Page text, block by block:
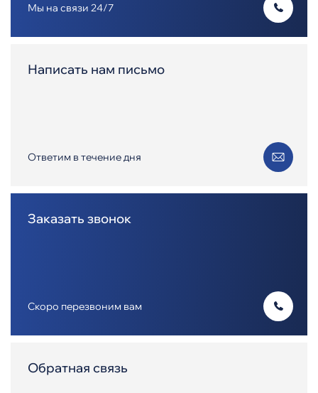
Мы на связи 24/7
Написать нам письмо
Ответим в течение дня
Заказать звонок
Скоро перезвоним вам
Обратная связь